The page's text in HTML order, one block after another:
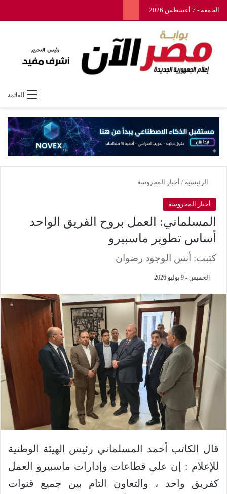
الجمعة - 7 أغسطس 2026
القائمة
الرئيسية / أخبار المحروسة
أخبار المحروسة
المسلماني: العمل بروح الفريق الواحد
أساس تطوير ماسبيرو
كتبت: أنس الوجود رضوان
الخميس - 9 يوليو 2026
قال الكاتب أحمد المسلماني رئيس الهيئة الوطنية
للإعلام : إن علي قطاعات وإدارات ماسبيرو العمل
كفريق واحد ، والتعاون التام بين جميع قنوات